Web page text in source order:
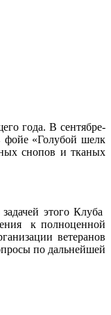
года. В сентябре-
фойе «Голубой шелк
снопов и тканых
этого Клуба
к полноценной
ветеранов
по дальнейшей